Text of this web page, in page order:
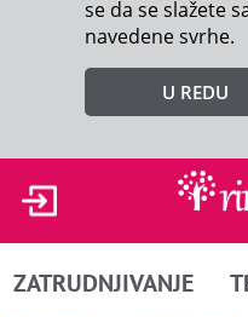
se da se slažete
navedene svrhe.
U REDU
ZATRUDNJIVANJE